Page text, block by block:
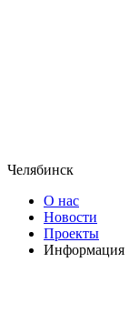
Челябинск
О нас
Новости
Проекты
Информация